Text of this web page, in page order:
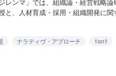
レンマ」では、組織論・経営戦略論
と、人材育成・採用・組織開発に
ナラティヴ・アプローチ
1on1